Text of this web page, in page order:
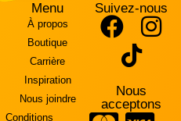
Menu
À propos
Boutique
Carrière
Inspiration
Nous joindre
Conditions
Suivez-nous
Nous
acceptons